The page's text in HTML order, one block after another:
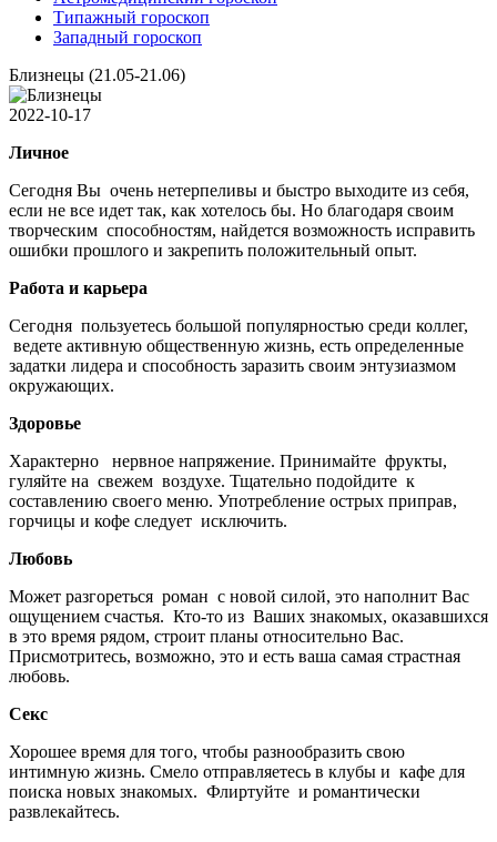
Типажный гороскоп
Западный гороскоп
Близнецы (21.05-21.06)
2022-10-17
Личное
Сегодня Вы очень нетерпеливы и быстро выходите из себя,
если не все идет так, как хотелось бы. Но благодаря своим
творческим способностям, найдется возможность исправить
ошибки прошлого и закрепить положительный опыт.
Работа и карьера
Сегодня пользуетесь большой популярностью среди коллег,
ведете активную общественную жизнь, есть определенные
задатки лидера и способность заразить своим энтузиазмом
окружающих.
Здоровье
Характерно нервное напряжение. Принимайте фрукты,
гуляйте на свежем воздухе. Тщательно подойдите к
составлению своего меню. Употребление острых приправ,
горчицы и кофе следует исключить.
Любовь
Может разгореться роман с новой силой, это наполнит Вас
ощущением счастья. Кто-то из Ваших знакомых, оказавшихся
в это время рядом, строит планы относительно Вас.
Присмотритесь, возможно, это и есть ваша самая страстная
любовь.
Секс
Хорошее время для того, чтобы разнообразить свою
интимную жизнь. Смело отправляетесь в клубы и кафе для
поиска новых знакомых. Флиртуйте и романтически
развлекайтесь.